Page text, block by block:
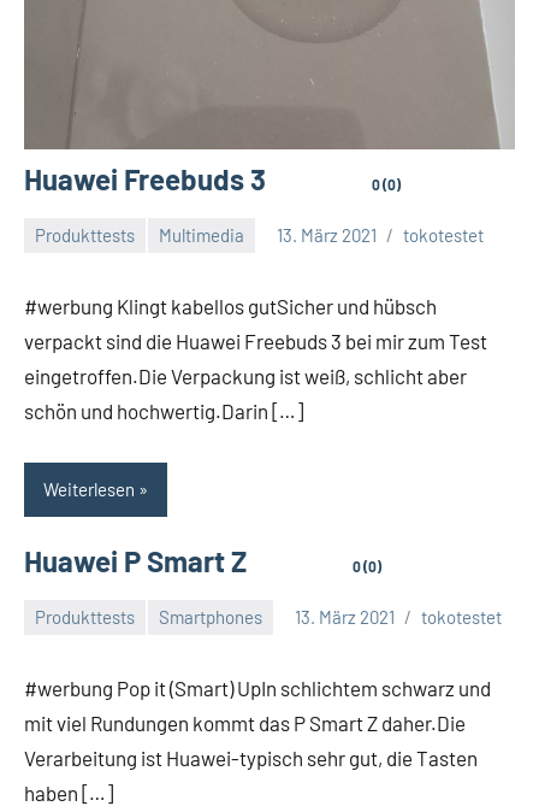
Huawei Freebuds 3 0 (0)
Produkttests Multimedia 13. März 2021 tokotestet
#werbung Klingt kabellos gutSicher und hübsch
verpackt sind die Huawei Freebuds 3 bei mir zum Test
eingetroffen.Die Verpackung ist weiß, schlicht aber
schön und hochwertig.Darin […]
Weiterlesen
Huawei P Smart Z 0 (0)
Produkttests Smartphones 13. März 2021 tokotestet
#werbung Pop it (Smart) UpIn schlichtem schwarz und
mit viel Rundungen kommt das P Smart Z daher.Die
Verarbeitung ist Huawei-typisch sehr gut, die Tasten
haben […]